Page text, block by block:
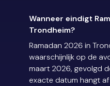
Wanneer eindigt
Trondheim?
Ramadan 2026 in
waarschijnlijk op de
maart 2026, gevolgd
exacte datum hangt